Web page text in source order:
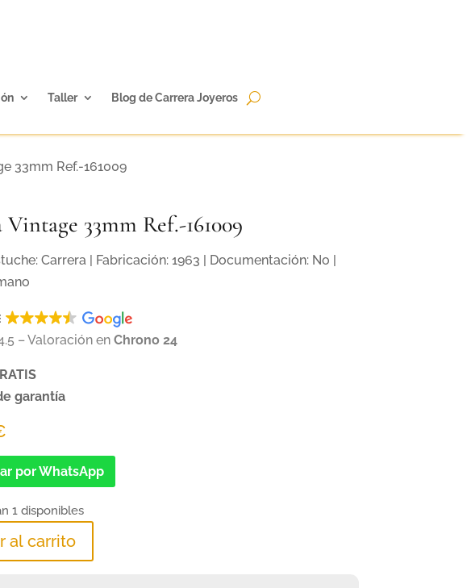
Taller Blog de Carrera Joyeros
33mm Ref.-161009
Vintage 33mm Ref.-161009
Carrera | Fabricación: 1963 | Documentación: No |
– Valoración enChrono 24
garantía
por WhatsApp
1 disponibles
al carrito